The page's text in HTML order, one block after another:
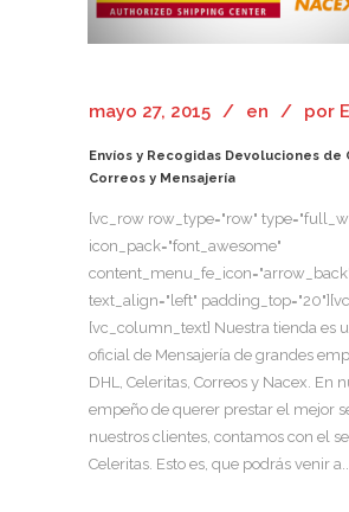
mayo 27, 2015 en por
Envíos y Recogidas Devoluciones de
Correos y Mensajería
[vc_row row_type="row"
icon_pack="font_awesome"
text_align="left"
[vc_column_text] Nuestra tienda es
oficial de Mensajería de grandes
DHL, Celeritas, Correos y Nacex. En
empeño de querer prestar el mejor
nuestros clientes, contamos con el
Celeritas. Esto es, que podrás venir